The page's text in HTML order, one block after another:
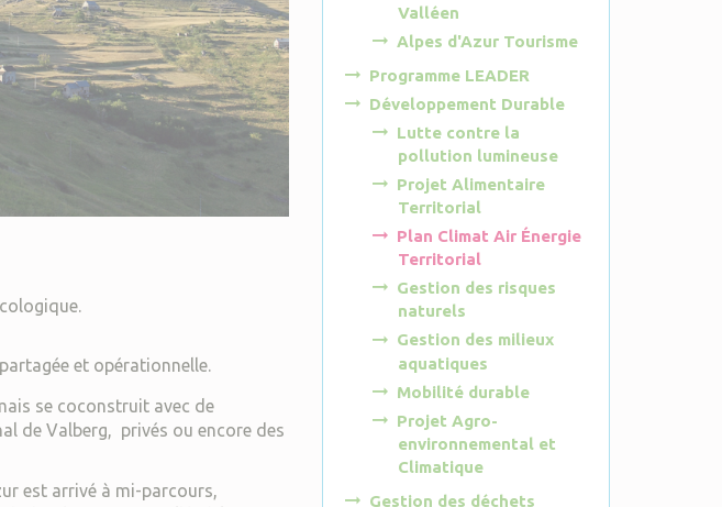
et opérationnelle.
se coconstruit avec de
de Valberg, privés ou encore des
est arrivé à mi-parcours,
Valléen
Alpes d'Azur Tourisme
Programme LEADER
Développement Durable
Lutte contre la
pollution lumineuse
Projet Alimentaire
Territorial
Plan Climat Air Énergie
Territorial
Gestion des risques
naturels
Gestion des milieux
aquatiques
Mobilité durable
Projet Agro-
environnemental et
Climatique
Gestion des déchets